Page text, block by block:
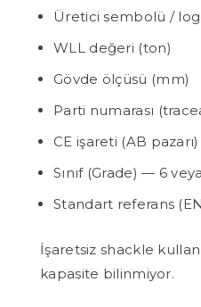
Üretici sembolü /
WLL değeri (ton)
Gövde ölçüsü (mm)
Parti numarası
CE işareti (AB pazarı)
Sınıf (Grade) — 6
Standart referans
İşaretsiz shackle
kapasite bilinmiyor.